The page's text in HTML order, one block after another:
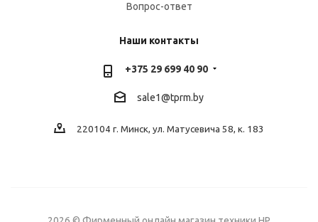
Вопрос-ответ
Наши контакты
+375 29 699 40 90
sale1@tprm.by
220104 г. Минск, ул. Матусевича 58, к. 183